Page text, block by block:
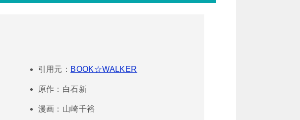
引用元： BOOK☆WALKER
原作：白石新
漫画：山崎千裕